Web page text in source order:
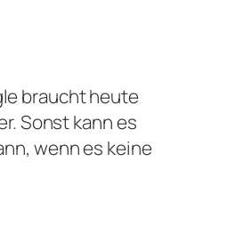
braucht heute
Sonst kann es
wenn es keine